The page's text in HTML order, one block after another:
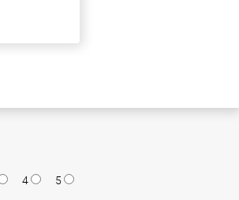
4 5